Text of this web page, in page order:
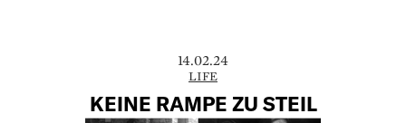
14.02.24
LIFE
KEINE RAMPE ZU STEIL